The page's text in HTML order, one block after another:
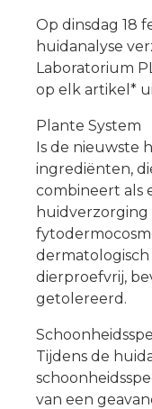
Op dinsdag 18
huidanalyse
Laboratorium
op elk artikel*
Plante System
Is de nieuwste
ingrediënten,
combineert als
dierproefvrij,
getolereerd.
Tijdens de
van een